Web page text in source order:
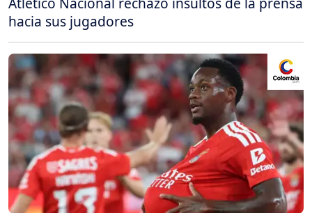
hacia sus jugadores